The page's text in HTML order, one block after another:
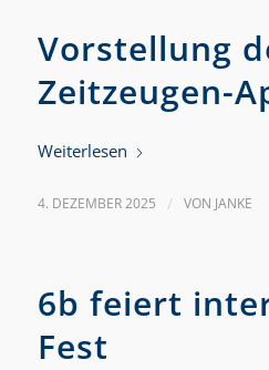
Vorstellung
Zeitzeugen-
Weiterlesen
4. DEZEMBER 2025 / VON JANKE
6b feiert
Fest